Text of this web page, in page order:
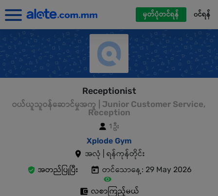
မှတ်ပုံတင်ရန် ၀င်ရန်
Receptionist
ဝယ်ယူသူဝန်ဆောင်မှုအကူ | Junior Customer Service,
Reception
1 ဦး
Xplode Gym
အလုံ | ရန်ကုန်တိုင်း
အတည်ပြုပြီး
တင်သောနေ့: 29 May 2026
လစာကြည့်မယ်